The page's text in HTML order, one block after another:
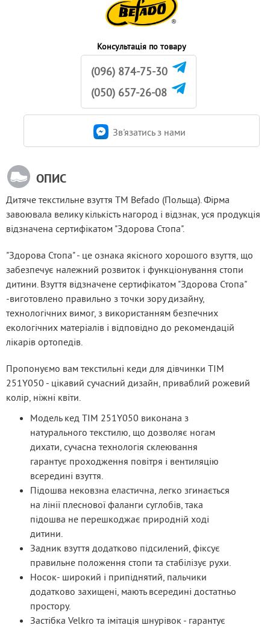
Консультація по товару
(096) 874-75-30
(050) 657-26-08
Зв'язатись з нами
ОПИС
Дитяче текстильне взуття ТМ Befado (Польща). Фірма
завоювала велику кількість нагород і відзнак, уся продукція
відзначена сертифікатом "Здорова Стопа".
"Здорова Стопа" - це ознака якісного хорошого взуття, що
забезпечує належний розвиток і функціонування стопи
дитини. Взуття відзначене сертифікатом "Здорова Стопа"
-виготовлено правильно з точки зору дизайну,
технологічних вимог, з використанням безпечних
екологічних матеріалів і відповідно до рекомендацій
лікарів ортопедів.
Пропонуємо вам текстильні кеди для дівчинки TIM
251Y050 - цікавий сучасний дизайн, приваблий рожевий
колір, ніжні квіти.
Модель кед TIM 251Y050 виконана з
натурального текстилю, що дозволяє ногам
дихати, сучасна технологія склеювання
гарантує проходження повітря і вентиляцію
всередині взуття.
Підошва нековзна еластична, легко згинається
на лінії плеснової фаланги суглобів, така
підошва не перешкоджає природній ході
дитини.
Задник взуття додатково підсилений, фіксує
правильне положення стопи та стабілізує рухи.
Носок- широкий і припіднятий, пальчики
додатково захищені, мають всередині достатньо
простору.
Застібка Velkro та імітація шнурівок - гарантує